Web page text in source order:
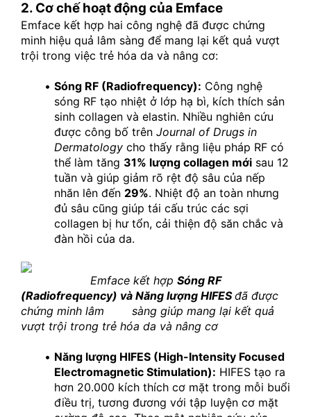
2. Cơ chế hoạt động của Emface
Emface kết hợp hai công nghệ đã được chứng
minh hiệu quả lâm sàng để mang lại kết quả vượt
trội trong việc trẻ hóa da và nâng cơ:
Sóng RF (Radiofrequency): Công nghệ
sóng RF tạo nhiệt ở lớp hạ bì, kích thích sản
sinh collagen và elastin. Nhiều nghiên cứu
được công bố trên Journal of Drugs in
Dermatology cho thấy rằng liệu pháp RF có
thể làm tăng 31% lượng collagen mới sau 12
tuần và giúp giảm rõ rệt độ sâu của nếp
nhăn lên đến 29%. Nhiệt độ an toàn nhưng
đủ sâu cũng giúp tái cấu trúc các sợi
collagen bị hư tổn, cải thiện độ săn chắc và
đàn hồi của da.
Emface kết hợp Sóng RF
(Radiofrequency) và Năng lượng HIFES đã được
chứng minh lâm
sàng giúp mang lại kết quả
vượt trội trong trẻ hóa da và nâng cơ
Năng lượng HIFES (High-Intensity Focused
Electromagnetic Stimulation): HIFES tạo ra
hơn 20.000 kích thích cơ mặt trong mỗi buổi
điều trị, tương đương với tập luyện cơ mặt